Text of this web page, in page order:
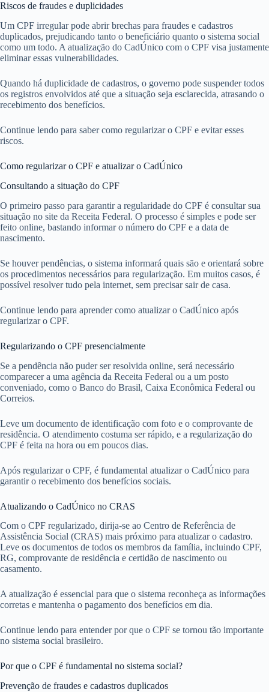
Riscos de fraudes e duplicidades
Um CPF irregular pode abrir brechas para fraudes e cadastros
duplicados, prejudicando tanto o beneficiário quanto o sistema social
como um todo. A atualização do CadÚnico com o CPF visa justamente
eliminar essas vulnerabilidades.
Quando há duplicidade de cadastros, o governo pode suspender todos
os registros envolvidos até que a situação seja esclarecida, atrasando o
recebimento dos benefícios.
Continue lendo para saber como regularizar o CPF e evitar esses
riscos.
Como regularizar o CPF e atualizar o CadÚnico
Consultando a situação do CPF
O primeiro passo para garantir a regularidade do CPF é consultar sua
situação no site da Receita Federal. O processo é simples e pode ser
feito online, bastando informar o número do CPF e a data de
nascimento.
Se houver pendências, o sistema informará quais são e orientará sobre
os procedimentos necessários para regularização. Em muitos casos, é
possível resolver tudo pela internet, sem precisar sair de casa.
Continue lendo para aprender como atualizar o CadÚnico após
regularizar o CPF.
Regularizando o CPF presencialmente
Se a pendência não puder ser resolvida online, será necessário
comparecer a uma agência da Receita Federal ou a um posto
conveniado, como o Banco do Brasil, Caixa Econômica Federal ou
Correios.
Leve um documento de identificação com foto e o comprovante de
residência. O atendimento costuma ser rápido, e a regularização do
CPF é feita na hora ou em poucos dias.
Após regularizar o CPF, é fundamental atualizar o CadÚnico para
garantir o recebimento dos benefícios sociais.
Atualizando o CadÚnico no CRAS
Com o CPF regularizado, dirija-se ao Centro de Referência de
Assistência Social (CRAS) mais próximo para atualizar o cadastro.
Leve os documentos de todos os membros da família, incluindo CPF,
RG, comprovante de residência e certidão de nascimento ou
casamento.
A atualização é essencial para que o sistema reconheça as informações
corretas e mantenha o pagamento dos benefícios em dia.
Continue lendo para entender por que o CPF se tornou tão importante
no sistema social brasileiro.
Por que o CPF é fundamental no sistema social?
Prevenção de fraudes e cadastros duplicados